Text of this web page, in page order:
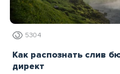
5304
Как распознать слив
директ